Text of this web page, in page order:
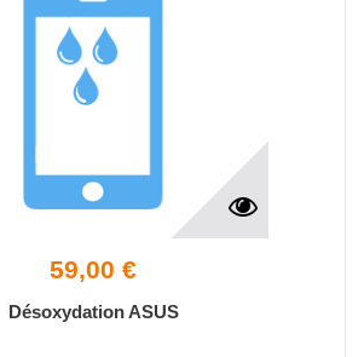
59,00 €
Désoxydation ASUS